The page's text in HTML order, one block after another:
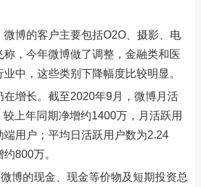
微博的客户主要包括O2O、摄影、电
，今年微博做了调整，金融类和医
中，这些类别下降幅度比较明显。
在增长。截至2020年9月，微博月活
上年同期净增约1400万，月活跃用
端用户；平均日活跃用户数为2.24
800万。
博的现金、现金等价物及短期投资总